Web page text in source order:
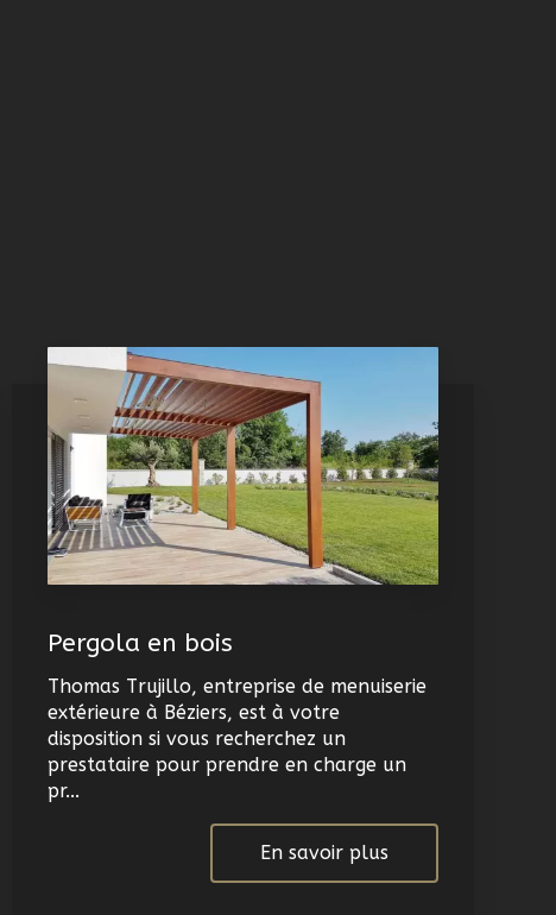
Pergola en bois
Thomas Trujillo, entreprise de menuiserie
extérieure à Béziers, est à votre
disposition si vous recherchez un
prestataire pour prendre en charge un
pr...
En savoir plus